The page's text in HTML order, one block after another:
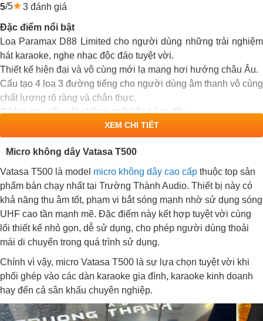
5/5 3 đánh giá
Đặc điểm nổi bật
Loa Paramax D88 Limited cho người dùng những trải nghiệm
hát karaoke, nghe nhạc độc đáo tuyệt vời.
Thiết kế hiện đại và vô cùng mới lạ mang hơi hướng châu Âu.
Cấu tạo 4 loa 3 đường tiếng cho người dùng âm thanh vô cùng
chất lượng rõ ràng và chân thực.
Củ loa cao cấp với những chất liệu hàng đầu
XEM CHI TIẾT
Micro không dây Vatasa T500
Vatasa T500 là model micro không dây cao cấp thuộc top sản
phẩm bán chạy nhất tại Trường Thành Audio. Thiết bị này có
khả năng thu âm tốt, phạm vi bắt sóng mạnh nhờ sử dụng sóng
UHF cao tần mạnh mẽ. Đặc điểm này kết hợp tuyệt vời cùng
lối thiết kế nhỏ gọn, dễ sử dụng, cho phép người dùng thoải
mái di chuyển trong quá trình sử dụng.
Chính vì vậy, micro Vatasa T500 là sự lựa chọn tuyệt vời khi
phối ghép vào các dàn karaoke gia đình, karaoke kinh doanh
hay đến cả sân khấu chuyên nghiệp.